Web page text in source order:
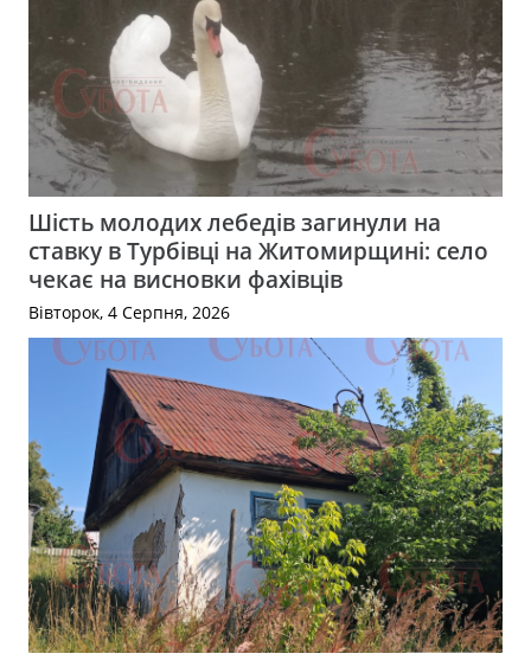
Шість молодих лебедів загинули на
ставку в Турбівці на Житомирщині: село
чекає на висновки фахівців
Вівторок, 4 Серпня, 2026